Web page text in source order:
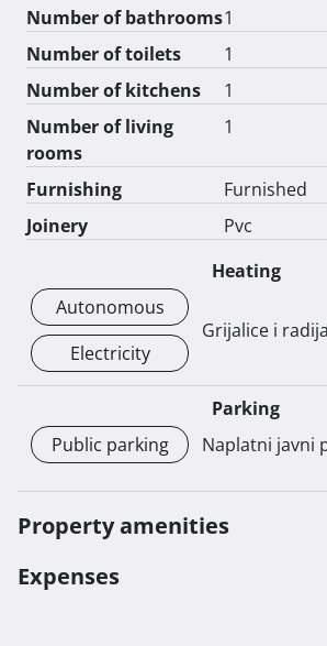
• Kupaonica
• Položaj: sjever–jug
Tehničke i estetske karakteristike:
• Sve instalacije novouređene
• Hrastovi parketi, tikovina u kupaonici
• Električni zidni radijatori
• 2 nova PVC prozora te komarnici na
Lokacija i okruženje:
• 5 minuta hoda do mora kroz kamp
• Šetnice uz more i biciklističke staze
• Idealno za odmor ili cjelogodišnje
Kontakt: +385989572044,
Number of bathrooms1
Number of toilets
1
Number of kitchens
1
Number of living
rooms
1
Furnishing
Furnished
Joinery
Pvc
Heating
Autonomous
Electricity
Grijalice i
Parking
Public parking
Naplatni javni
Property amenities
Expenses